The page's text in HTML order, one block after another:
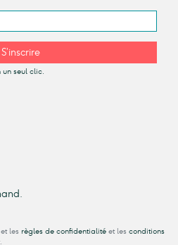
S’inscrire
un seul clic.
les règles de confidentialité et les conditions